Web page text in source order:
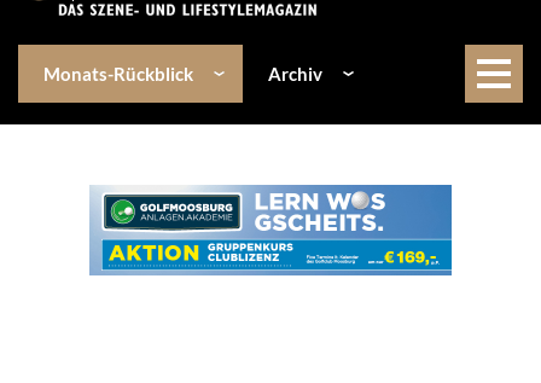
Monats-Rückblick Archiv